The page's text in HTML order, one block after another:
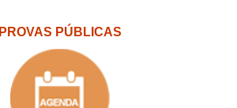
PROVAS PÚBLICAS